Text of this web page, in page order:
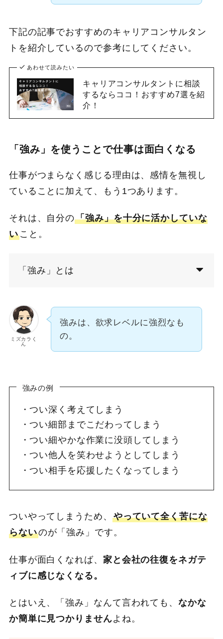
下記の記事でおすすめのキャリアコンサルタン
トを紹介しているので参考にしてください。
あわせて読みたい
キャリアコンサルタントに相談
するならココ！おすすめ7選を紹
介！
「強み」を使うことで仕事は面白くなる
仕事がつまらなく感じる理由は、感情を無視し
ていることに加えて、もう1つあります。
それは、自分の「強み」を十分に活かしていな
いこと。
「強み」とは
ミズカラく
ん
強みは、欲求レベルに強烈なも
の。
強みの例
つい深く考えてしまう
つい細部までこだわってしまう
つい細やかな作業に没頭してしまう
つい他人を笑わせようとしてしまう
つい相手を応援したくなってしまう
ついやってしまうため、 やっていて全く苦にな
らないのが「強み」です。
仕事が面白くなれば、 家と会社の往復をネガテ
ィブに感じなくなる。
とはいえ、「強み」なんて言われても、なかな
か簡単に見つかりませんよね。